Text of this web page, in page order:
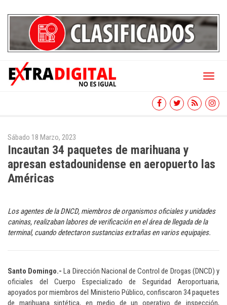
Toggle
Sábado 18 Marzo, 2023
Incautan 34 paquetes de marihuana y
apresan estadounidense en aeropuerto las
Américas
Los agentes de la DNCD, miembros de organismos oficiales y unidades
caninas, realizaban labores de verificación en el área de llegada de la
terminal, cuando detectaron sustancias extrañas en varios equipajes.
Santo Domingo.- La Dirección Nacional de Control de Drogas (DNCD) y
oficiales del Cuerpo Especializado de Seguridad Aeroportuaria,
apoyados por miembros del Ministerio Público, confiscaron 34 paquetes
de marihuana sintética, en medio de un operativo de inspección,